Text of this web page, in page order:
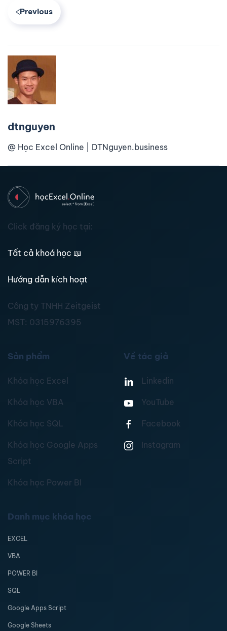
Previous
dtnguyen
@ Học Excel Online | DTNguyen.business
Click đăng ký học tại:
Tất cả khoá học 📖
Hướng dẫn kích hoạt
Công ty TNHH Zeitgeist
MST: 0315976395
Sản phẩm
Khóa học Excel
Khóa học VBA
Khóa học SQL
Khóa học Google Apps
Script
Khóa học Power BI
Về tác giả
Linkedin
YouTube
Facebook
Instagram
Danh mục khóa học
EXCEL
VBA
POWER BI
SQL
Google Apps Script
Google Sheets